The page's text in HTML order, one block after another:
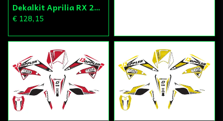
Dekalkit Aprilia RX 2018-
€ 128,15